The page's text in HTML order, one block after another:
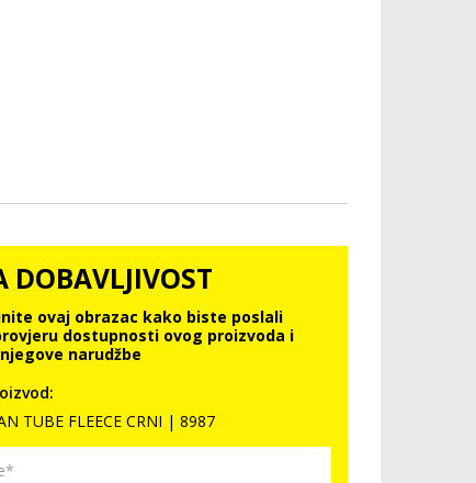
DOBAVLJIVOST
ovaj obrazac kako biste poslali
dostupnosti ovog proizvoda i
narudžbe
TUBE FLEECE CRNI | 8987